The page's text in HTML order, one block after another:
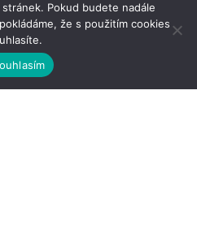
Pokud budete nadále
že s použitím cookies